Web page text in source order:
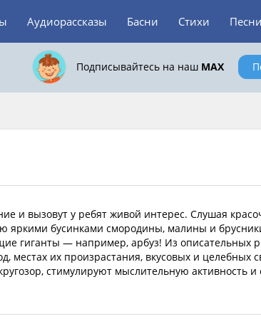
Аудиорассказы Басни Стихи Песни
Подписывайтесь на наш MAX
и вызовут у ребят живой интерес. Слушая
яркими бусинками смородины, малины и
гиганты — например, арбуз! Из описательных
их произрастания, вкусовых и целебных
стимулируют мыслительную активность и